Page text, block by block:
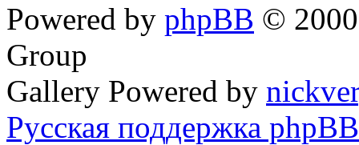
Powered by phpBB ©
Group
Gallery Powered by
Русская поддержка phpBB